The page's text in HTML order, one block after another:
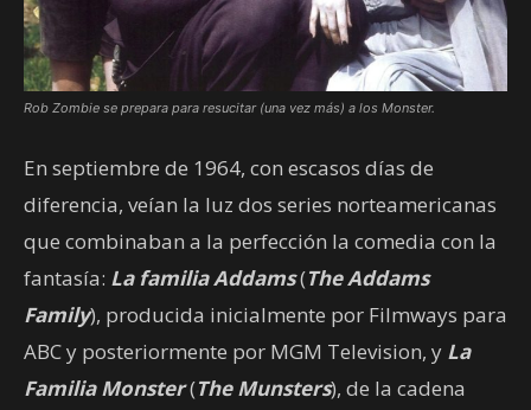
Rob Zombie se prepara para resucitar (una vez más) a los Monster.
En septiembre de 1964, con escasos días de
diferencia, veían la luz dos series norteamericanas
que combinaban a la perfección la comedia con la
fantasía: La familia Addams(The Addams
Family), producida inicialmente por Filmways para
ABC y posteriormente por MGM Television, y La
Familia Monster(The Munsters), de la cadena